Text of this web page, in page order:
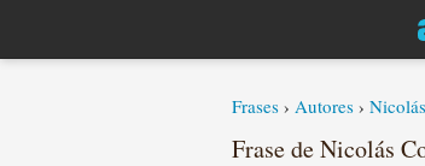
Frases › Autores ›
Frase de Nicolás